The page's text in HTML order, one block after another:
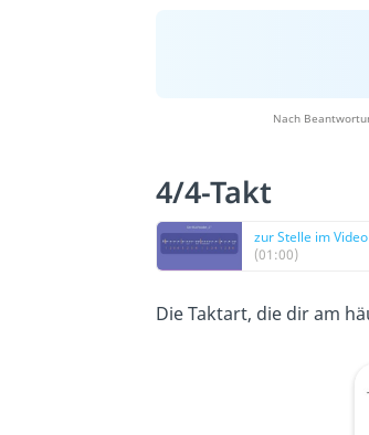
Nach
4/4-Takt
zur Stelle im
(01:00)
Die Taktart, die dir am